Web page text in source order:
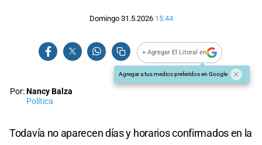
Domingo 31.5.2026 15:44
+ Agregar El Litoral en
Agregar a tus medios preferidos en Google
Por:Nancy Balza
Política
Todavía no aparecen días y horarios confirmados en la